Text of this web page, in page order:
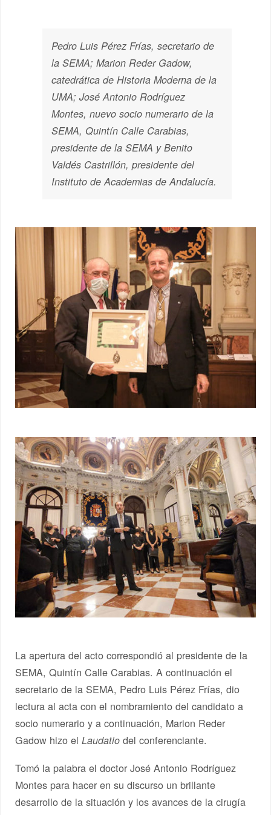
Pedro Luis Pérez Frías, secretario de
la SEMA; Marion Reder Gadow,
catedrática de Historia Moderna de la
UMA; José Antonio Rodríguez
Montes, nuevo socio numerario de la
SEMA, Quintín Calle Carabias,
presidente de la SEMA y Benito
Valdés Castrillón, presidente del
Instituto de Academias de Andalucía.
La apertura del acto correspondió al presidente de la
SEMA, Quintín Calle Carabias. A continuación el
secretario de la SEMA, Pedro Luis Pérez Frías, dio
lectura al acta con el nombramiento del candidato a
socio numerario y a continuación, Marion Reder
Gadow hizo elLaudatio del conferenciante.
Tomó la palabra el doctor José Antonio Rodríguez
Montes para hacer en su discurso un brillante
desarrollo de la situación y los avances de la cirugía